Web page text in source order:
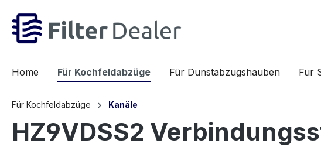
springen
Home Für Kochfeldabzüge Für Dunstabzugshauben Für
Für Kochfeldabzüge Kanäle
HZ9VDSS2